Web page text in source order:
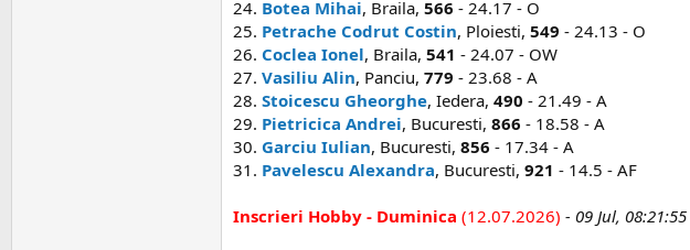
24. Botea Mihai, Braila, 566 - 24.17 - O
25. Petrache Codrut Costin, Ploiesti, 549 - 24.13 - O
26. Coclea Ionel, Braila, 541 - 24.07 - OW
27. Vasiliu Alin, Panciu, 779 - 23.68 - A
28. Stoicescu Gheorghe, Iedera, 490 - 21.49 - A
29. Pietricica Andrei, Bucuresti, 866 - 18.58 - A
30. Garciu Iulian, Bucuresti, 856 - 17.34 - A
31. Pavelescu Alexandra, Bucuresti, 921 - 14.5 - AF
Inscrieri Hobby - Duminica (12.07.2026) - 09 Jul, 08:21:55